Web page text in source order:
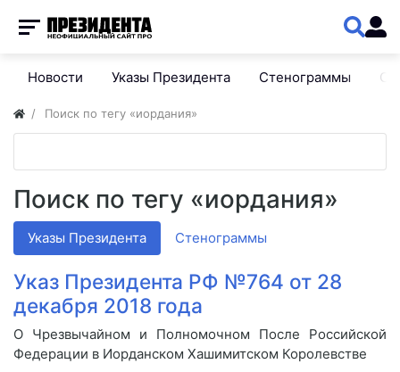
Новости Указы Президента Стенограммы
Поиск по тегу «иордания»
Поиск по тегу «иордания»
Указы Президента Стенограммы
Указ Президента РФ №764 от 28
декабря 2018 года
О Чрезвычайном и Полномочном После Российской
Федерации в Иорданском Хашимитском Королевстве